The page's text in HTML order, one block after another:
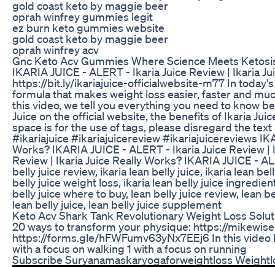
gold coast keto by maggie beer
oprah winfrey gummies legit
ez burn keto gummies website
gold coast keto by maggie beer
oprah winfrey acv
Gnc Keto Acv Gummies Where Science Meets
IKARIA JUICE - ALERT - Ikaria Juice Review | Ikaria
https://bit.ly/ikariajuice-officialwebsite-m77 In
formula that makes weight loss easier, faster and
this video, we tell you everything you need to know
Juice on the official website, the benefits of Ikaria
space is for the use of tags, please disregard the
#ikariajuice #ikariajuicereview #ikariajuicereviews
Works? IKARIA JUICE - ALERT - Ikaria Juice Review
Review | Ikaria Juice Really Works? IKARIA JUICE -
belly juice review, ikaria lean belly juice, ikaria lean
belly juice weight loss, ikaria lean belly juice
belly juice where to buy, lean belly juice review, lean
lean belly juice, lean belly juice supplement
Keto Acv Shark Tank Revolutionary Weight Loss
20 ways to transform your physique: https://
https://forms.gle/hFWFumv63yNx7EEj6 In this
with a focus on walking 1 with a focus on running
Subscribe Suryanamaskaryogaforweightloss